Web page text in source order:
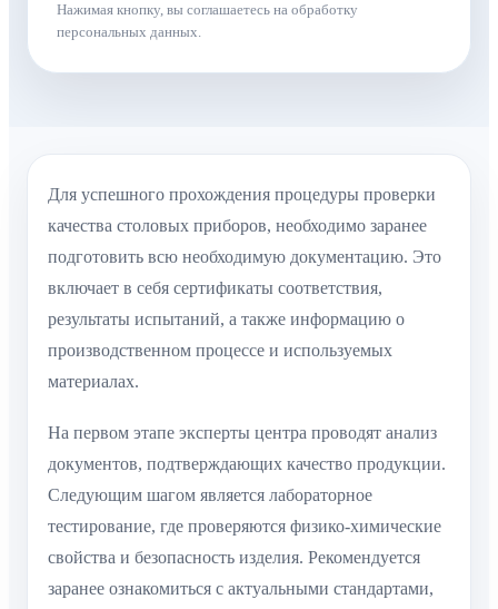
Нажимая кнопку, вы соглашаетесь на обработку
персональных данных.
Для успешного прохождения процедуры проверки
качества столовых приборов, необходимо заранее
подготовить всю необходимую документацию. Это
включает в себя сертификаты соответствия,
результаты испытаний, а также информацию о
производственном процессе и используемых
материалах.
На первом этапе эксперты центра проводят анализ
документов, подтверждающих качество продукции.
Следующим шагом является лабораторное
тестирование, где проверяются физико-химические
свойства и безопасность изделия. Рекомендуется
заранее ознакомиться с актуальными стандартами,